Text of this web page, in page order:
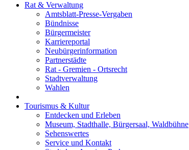
Rat & Verwaltung
Amtsblatt-Presse-Vergaben
Bündnisse
Bürgermeister
Karriereportal
Neubürgerinformation
Partnerstädte
Rat - Gremien - Ortsrecht
Stadtverwaltung
Wahlen
Tourismus & Kultur
Entdecken und Erleben
Museum, Stadthalle, Bürgersaal, Waldbühne
Sehenswertes
Service und Kontakt